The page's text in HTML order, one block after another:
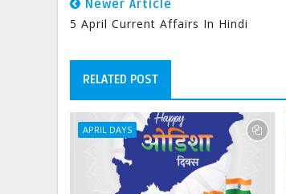
Newer Article
5 April Current Affairs In Hindi
RELATED POST
APRIL DAYS